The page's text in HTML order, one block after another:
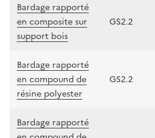
Bardage rapporté
en composite sur
support bois
GS2.2
Bardage rapporté
en compound de
résine polyester
GS2.2
Bardage rapporté